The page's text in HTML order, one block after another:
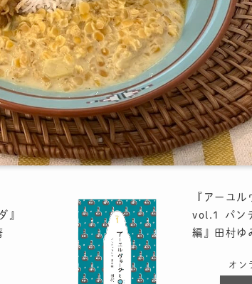
』
『アーユ
vol.1 パン
編』田村ゆ
オン